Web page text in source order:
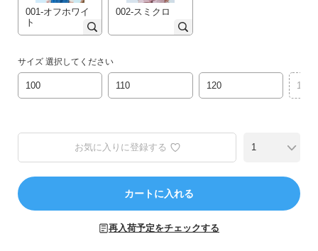
新
か
探
か
ら
001-オフホワイ
ト
002-スミクロ
サイズ 選択してください
100 110 120 130
お気に入りに登録する
カートに入れる
再入荷予定をチェックする